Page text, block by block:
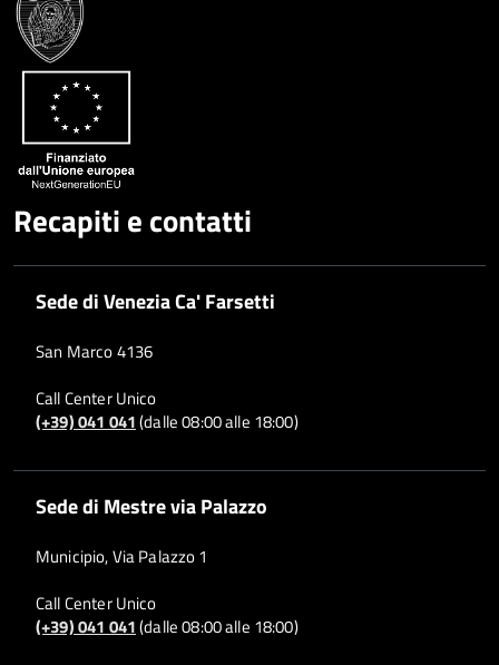
Recapiti e contatti
Sede di Venezia Ca' Farsetti
San Marco 4136
Call Center Unico
(+39) 041 041(dalle 08:00 alle 18:00)
Sede di Mestre via Palazzo
Municipio, Via Palazzo 1
Call Center Unico
(+39) 041 041(dalle 08:00 alle 18:00)